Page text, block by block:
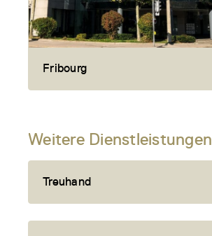
Fribourg
Weitere Dienstleistungen
Treuhand